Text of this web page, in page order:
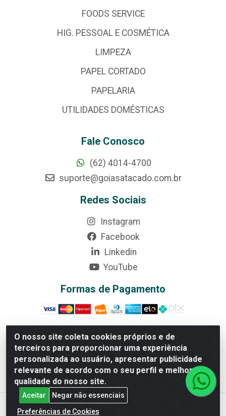
O nosso site coleta cookies próprios e de
terceiros para proporcionar uma experiência
personalizada ao usuário, apresentar publicidade
relevante de acordo com o seu perfil e melhorar a
qualidade do nosso site.
Aceitar
Negar não essenciais
Preferências de Cookies
FOODS SERVICE
HIG. PESSOAL E COSMÉTICA
LIMPEZA
PAPEL CORTADO
PAPELARIA
UTILIDADES DOMÉSTICAS
Fale Conosco
(62) 4014-4700
suporte@goiasatacado.com.br
Redes Sociais
Instagram
Facebook
Linkedin
YouTube
Formas de Pagamento
Rede Brasil - Avenida Universitária, nº 3860, Jardim das
Américas II Etapa - Anápolis/GO - CEP 75070-415 -
CNPJ 07.728.073/0002-24